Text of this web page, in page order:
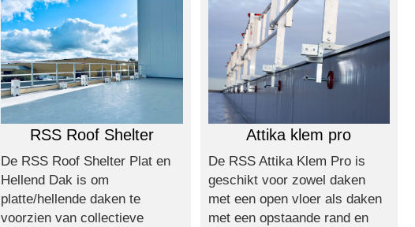
RSS Roof Shelter
De RSS Roof Shelter Plat en
Hellend Dak is om
platte/hellende daken te
voorzien van collectieve
Attika klem pro
De RSS Attika Klem Pro is
geschikt voor zowel daken
met een open vloer als daken
met een opstaande rand en